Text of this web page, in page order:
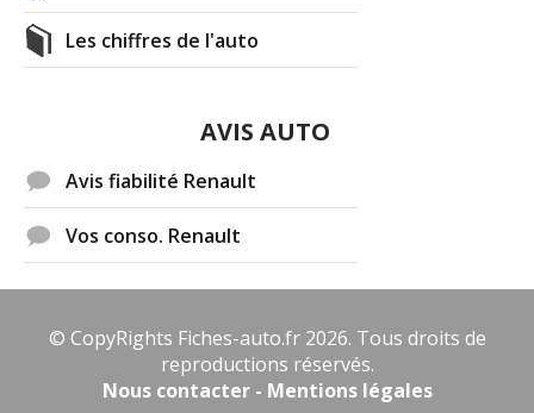
Les chiffres de l'auto
AVIS AUTO
Avis fiabilité Renault
Vos conso. Renault
© CopyRights Fiches-auto.fr 2026. Tous droits de
reproductions réservés.
Nous contacter - Mentions légales